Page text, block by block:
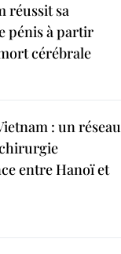
réussit sa
pénis à partir
cérébrale
: un réseau
entre Hanoï et